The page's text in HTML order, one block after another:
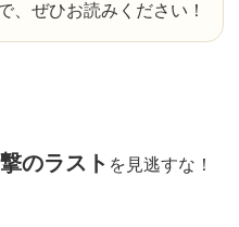
、ぜひお読みください！
のラスト を見逃すな！